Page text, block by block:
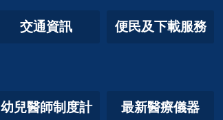
交通資訊 便民及下載服務
幼兒醫師制度計
最新醫療儀器